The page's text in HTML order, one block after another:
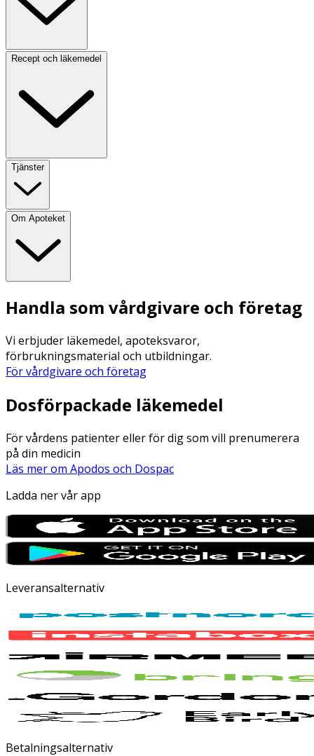
Recept och läkemedel
Tjänster
Om Apoteket
Handla som vårdgivare och företag
Vi erbjuder läkemedel, apoteksvaror,
förbrukningsmaterial och utbildningar.
För vårdgivare och företag
Dosförpackade läkemedel
För vårdens patienter eller för dig som vill prenumerera
på din medicin
Läs mer om Apodos och Dospac
Ladda ner vår app
Leveransalternativ
Betalningsalternativ